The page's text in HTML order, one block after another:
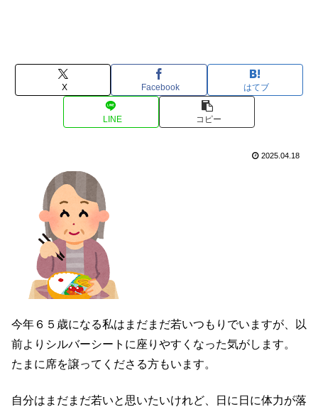
X Facebook はてブ
LINE コピー
2025.04.18
今年６５歳になる私はまだまだ若いつもりでいますが、以
前よりシルバーシートに座りやすくなった気がします。
たまに席を譲ってくださる方もいます。
自分はまだまだ若いと思いたいけれど、日に日に体力が落